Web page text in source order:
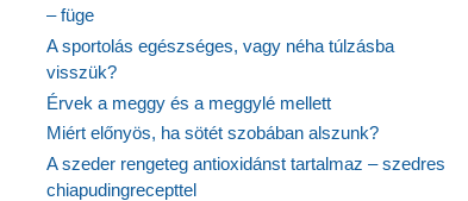
– füge
A sportolás egészséges, vagy néha túlzásba
visszük?
Érvek a meggy és a meggylé mellett
Miért előnyös, ha sötét szobában alszunk?
A szeder rengeteg antioxidánst tartalmaz – szedres
chiapudingrecepttel